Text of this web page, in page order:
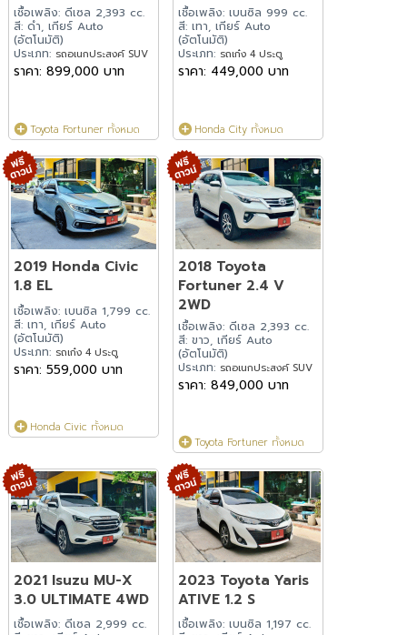
เชื้อเพลิง: ดีเซล 2,393 cc.
สี: ดำ, เกียร์ Auto
(อัตโนมัติ)
ประเภท: รถอเนกประสงค์ SUV
ราคา: 899,000 บาท
Toyota Fortuner ทั้งหมด
เชื้อเพลิง: เบนซิล 999 cc.
สี: เทา, เกียร์ Auto
(อัตโนมัติ)
ประเภท: รถเก๋ง 4 ประตู
ราคา: 449,000 บาท
Honda City ทั้งหมด
2019 Honda Civic
1.8 EL
เชื้อเพลิง: เบนซิล 1,799 cc.
สี: เทา, เกียร์ Auto
(อัตโนมัติ)
ประเภท: รถเก๋ง 4 ประตู
ราคา: 559,000 บาท
Honda Civic ทั้งหมด
2018 Toyota
Fortuner 2.4 V
2WD
เชื้อเพลิง: ดีเซล 2,393 cc.
สี: ขาว, เกียร์ Auto
(อัตโนมัติ)
ประเภท: รถอเนกประสงค์ SUV
ราคา: 849,000 บาท
Toyota Fortuner ทั้งหมด
2021 Isuzu MU-X
3.0 ULTIMATE 4WD
เชื้อเพลิง: ดีเซล 2,999 cc.
2023 Toyota Yaris
ATIVE 1.2 S
เชื้อเพลิง: เบนซิล 1,197 cc.